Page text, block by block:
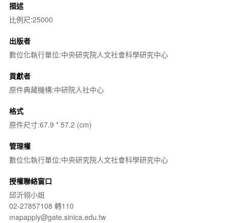
描述
比例尺:25000
出版者
數位化執行單位:中央研究院人文社會科學研究中心
貢獻者
原件典藏機構:中研院人社中心
格式
原件尺寸:67.9 * 57.2 (cm)
管理權
數位化執行單位:中央研究院人文社會科學研究中心
授權聯絡窗口
邱沂翎小姐
02-27857108 轉110
mapapply@gate.sinica.edu.tw